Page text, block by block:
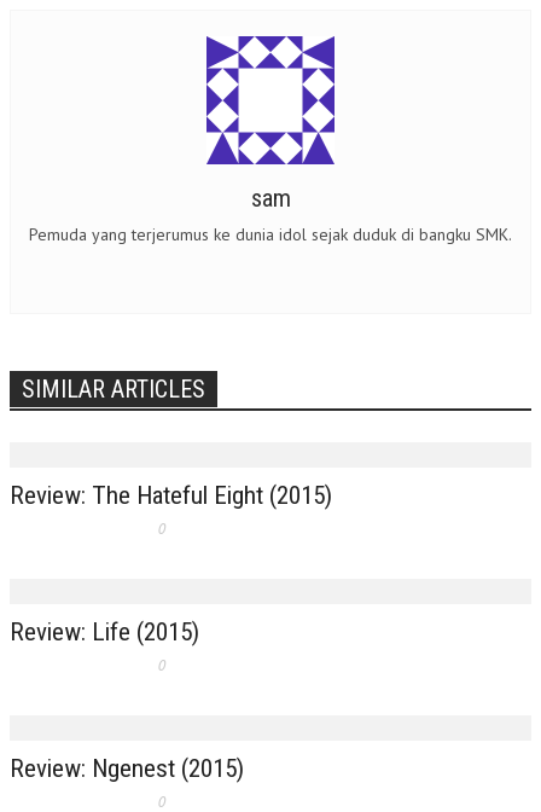
sam
Pemuda yang terjerumus ke dunia idol sejak duduk di bangku SMK.
SIMILAR ARTICLES
Review: The Hateful Eight (2015)
0
Review: Life (2015)
0
Review: Ngenest (2015)
0